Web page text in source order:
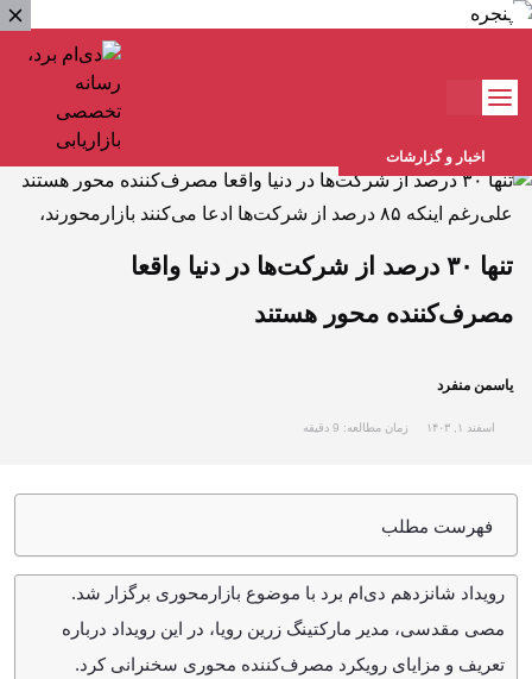
اخبار و گزارشات
علی‌رغم اینکه ۸۵ درصد از شرکت‌ها ادعا می‌کنند بازارمحورند،
تنها ۳۰ درصد از شرکت‌ها در دنیا واقعا
مصرف‌کننده محور هستند
یاسمن منفرد
اسفند ۱, ۱۴۰۳ زمان مطالعه: 9 دقیقه
فهرست مطلب
چرا مصرف‌کننده‌محوری مهم است؟
آیا همیشه حق با مشتری است؟
۸۵ درصد از شرکت‌ها خودشان را بازارمحور می‌دانند
رویکردهای نوین به مصرف‌کننده‌محوری
رویداد شانزدهم دی‌ام برد با موضوع بازارمحوری برگزار شد.
مصی مقدسی، مدیر مارکتینگ زرین‌ رویا، در این رویداد درباره
تعریف و مزایای رویکرد مصرف‌کننده محوری سخنرانی کرد.